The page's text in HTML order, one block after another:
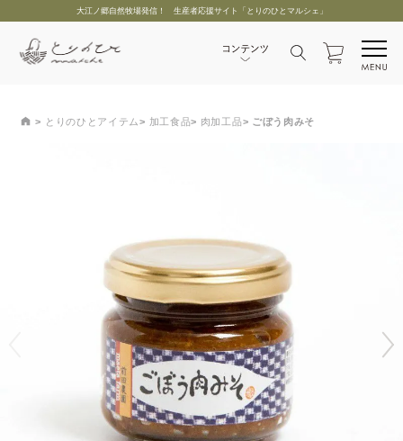
大江ノ郷自然牧場発信！ 生産者応援サイト「とりのひとマルシェ」
とりのひとアイテム 加工食品 肉加工品 ごぼう肉みそ